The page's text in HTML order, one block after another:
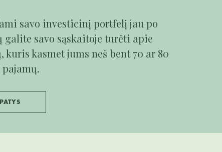
savo investicinį portfelį jau po
galite savo sąskaitoje turėti apie
kasmet jums neš bent 70 ar 80